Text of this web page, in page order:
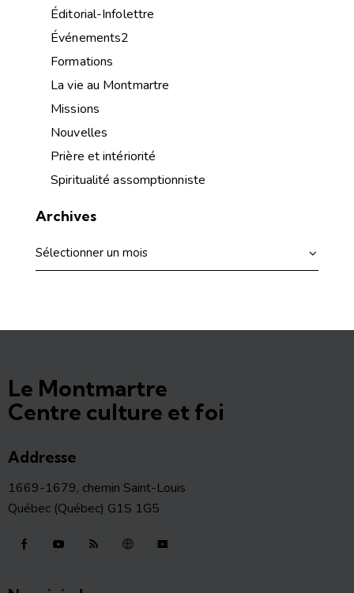
Éditorial-Infolettre
Événements2
Formations
La vie au Montmartre
Missions
Nouvelles
Prière et intériorité
Spiritualité assomptionniste
Archives
Le Montmartre
Centre culture et foi
Addresse
1669-1679, chemin Saint-Louis
Québec (Québec) G1S 1G5